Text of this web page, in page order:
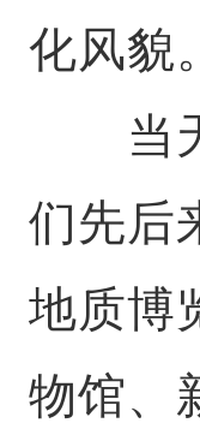
化风貌。
当天
们先后
地质博
物馆、